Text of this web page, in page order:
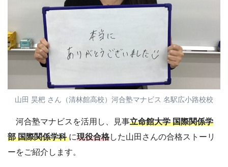
山田 昊杷 さん（清林館高校）河合塾マナビス 名駅広小路校校
河合塾マナビスを活用し、見事立命館大学 国際関係学
部 国際関係学科に現役合格した山田さんの合格ストーリ
ーをご紹介します。